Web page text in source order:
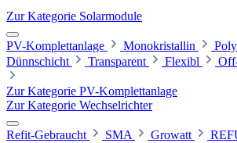
Zur Kategorie Solarmodule
PV-Komplettanlage Monokristallin
Dünnschicht
Transparent Flexibl
Zur Kategorie PV-Komplettanlage
Zur Kategorie Wechselrichter
Refit-Gebraucht SMA Growatt